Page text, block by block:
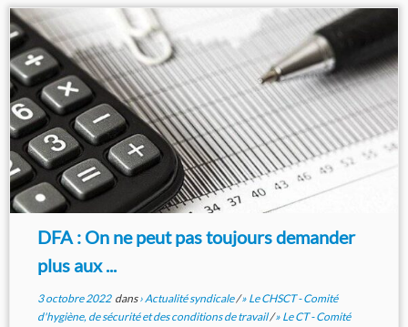
DFA : On ne peut pas toujours demander
plus aux ...
3 octobre 2022dans› Actualité syndicale/» Le CHSCT - Comité
d'hygiène, de sécurité et des conditions de travail/» Le CT - Comité